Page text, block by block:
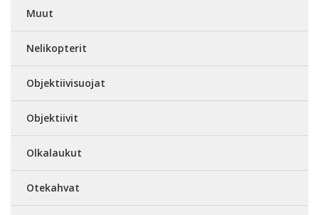
Muut
Nelikopterit
Objektiivisuojat
Objektiivit
Olkalaukut
Otekahvat